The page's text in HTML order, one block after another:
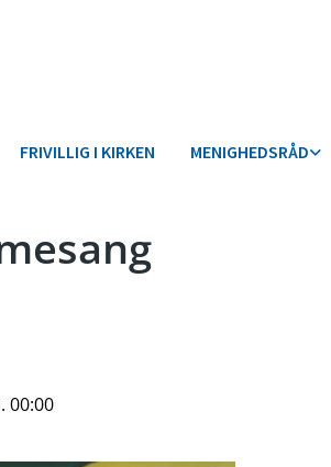
FRIVILLIG I KIRKEN MENIGHEDSRÅD
00:00